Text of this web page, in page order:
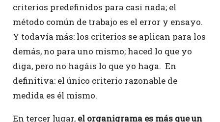
criterios predefinidos para casi nada; el
método común de trabajo es el error y ensayo.
Y todavía más: los criterios se aplican para los
demás, no para uno mismo; haced lo que yo
diga, pero no hagáis lo que yo haga. En
definitiva: el único criterio razonable de
medida es él mismo.
En tercer lugar, el organigrama es más que un